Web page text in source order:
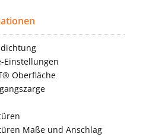
Einstellungen
Oberfläche
Maße und Anschlag